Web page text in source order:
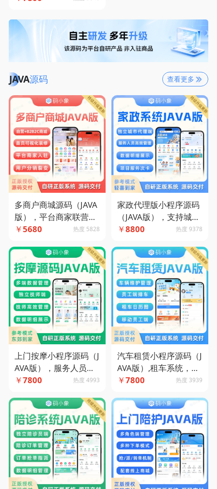
JAVA源码 查看更多
多商户商城源码（JAVA
版），平台商家联营等
多种运营模式-码小象源
￥5680 热度 5828
家政代理版小程序源码
（JAVA版），支持城市
代理模式，多端多模式
￥8800 热度 9378
上门按摩小程序源码（J
AVA版），服务人员展
示+按摩师就近派遣+订
￥7800 热度 4993
汽车租赁小程序源码（J
AVA版）,租车系统，全
流程管理下属门店及车
配置接口-码小象源码
￥7800 热度 3939